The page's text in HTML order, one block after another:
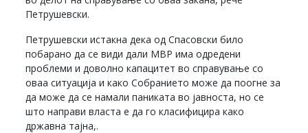
Петрушевски.
Петрушевски истакна дека од Спасовски било
побарано да се види дали МВР има одредени
проблеми и доволно капацитет во справување со
оваа ситуација и како Собранието може да поогне за
да може да се намали паниката во јавноста, но се
што направи власта е да го класифицира како
државна тајна,.